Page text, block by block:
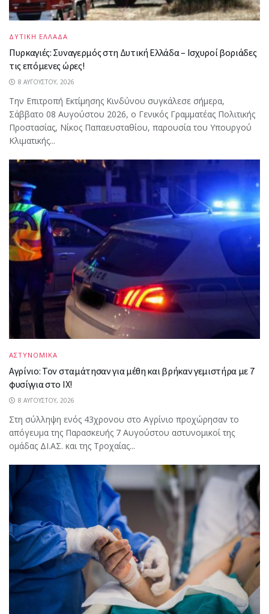
ΔΥΤΙΚΗ ΕΛΛΑΔΑ
Πυρκαγιές: Συναγερμός στη Δυτική Ελλάδα – Ισχυροί βοριάδες
τις επόμενες ώρες!
8 ΑΥΓΟΎΣΤΟΥ, 2026
Την Επιτροπή Εκτίμησης Κινδύνου συγκάλεσε σήμερα,
Σάββατο 08 Αυγούστου 2026, ο Γενικός Γραμματέας Πολιτικής
Προστασίας, Νίκος Παπαευσταθίου, παρουσία του Υπουργού
Κλιματικής...
ΑΣΤΥΝΟΜΙΚΑ
Αγρίνιο: Τον σταμάτησαν για μέθη και βρήκαν γεμιστήρα με 7
φυσίγγια στο ΙΧ!
8 ΑΥΓΟΎΣΤΟΥ, 2026
Στη σύλληψη ενός 43χρονου στο Αγρίνιο προχώρησαν το
απόγευμα της Παρασκευής 7 Αυγούστου αστυνομικοί της
ομάδας ΔΙ.ΑΣ. και της Τροχαίας...